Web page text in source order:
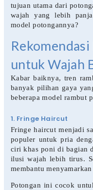
tujuan utama dari
wajah yang lebih
model potongannya?
untuk Wajah
Kabar baiknya, tren
banyak pilihan gaya
beberapa model rambut
1. Fringe Haircut
Fringe haircut menjadi
populer untuk pria
ciri khas poni di bagian
ilusi wajah lebih tirus.
membantu
Potongan ini cocok